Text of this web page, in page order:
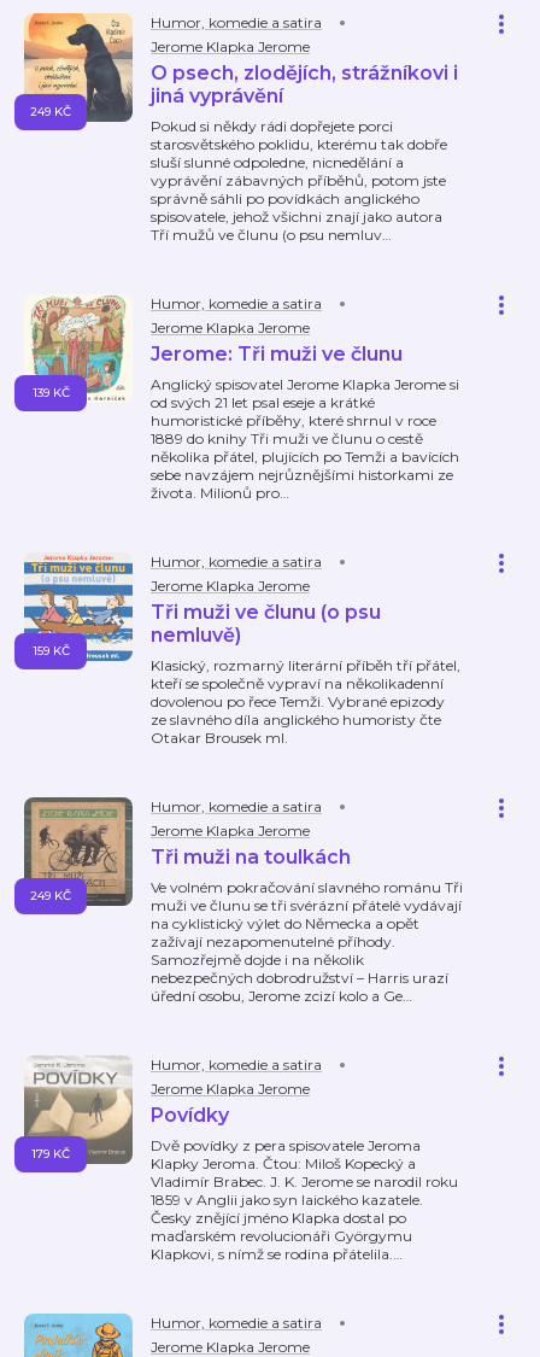
Humor, komedie a satira
Jerome Klapka Jerome
O psech, zlodějích, strážníkovi i
jiná vyprávění
Pokud si někdy rádi dopřejete porci
starosvětského poklidu, kterému tak dobře
sluší slunné odpoledne, nicnedělání a
vyprávění zábavných příběhů, potom jste
správně sáhli po povídkách anglického
spisovatele, jehož všichni znají jako autora
Tří mužů ve člunu (o psu nemluv…
249 KČ
Humor, komedie a satira
Jerome Klapka Jerome
Jerome: Tři muži ve člunu
Anglický spisovatel Jerome Klapka Jerome si
od svých 21 let psal eseje a krátké
humoristické příběhy, které shrnul v roce
1889 do knihy Tři muži ve člunu o cestě
několika přátel, plujících po Temži a bavících
sebe navzájem nejrůznějšími historkami ze
života. Milionů pro…
139 KČ
Humor, komedie a satira
Jerome Klapka Jerome
Tři muži ve člunu (o psu
nemluvě)
Klasický, rozmarný literární příběh tří přátel,
kteří se společně vypraví na několikadenní
dovolenou po řece Temži. Vybrané epizody
ze slavného díla anglického humoristy čte
Otakar Brousek ml.
159 KČ
Humor, komedie a satira
Jerome Klapka Jerome
Tři muži na toulkách
Ve volném pokračování slavného románu Tři
muži ve člunu se tři svérázní přátelé vydávají
na cyklistický výlet do Německa a opět
zažívají nezapomenutelné příhody.
Samozřejmě dojde i na několik
nebezpečných dobrodružství – Harris urazí
úřední osobu, Jerome zcizí kolo a Ge…
249 KČ
Humor, komedie a satira
Jerome Klapka Jerome
Povídky
Dvě povídky z pera spisovatele Jeroma
Klapky Jeroma. Čtou: Miloš Kopecký a
Vladimír Brabec. J. K. Jerome se narodil roku
1859 v Anglii jako syn laického kazatele.
Česky znějící jméno Klapka dostal po
maďarském revolucionáři Györgymu
Klapkovi, s nímž se rodina přátelila.…
179 KČ
Humor, komedie a satira
Jerome Klapka Jerome